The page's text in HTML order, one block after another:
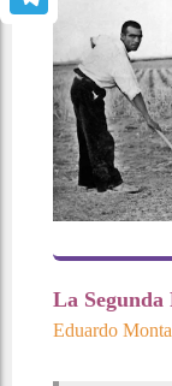
Telegram
La
Eduardo